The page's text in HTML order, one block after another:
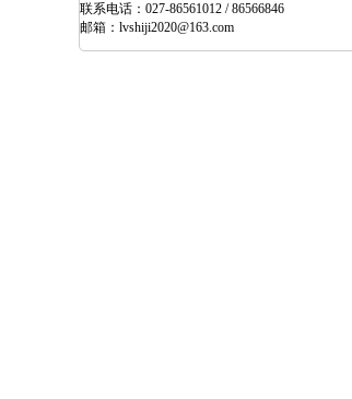
联系电话：027-86561012 / 86566846
邮箱：lvshiji2020@163.com